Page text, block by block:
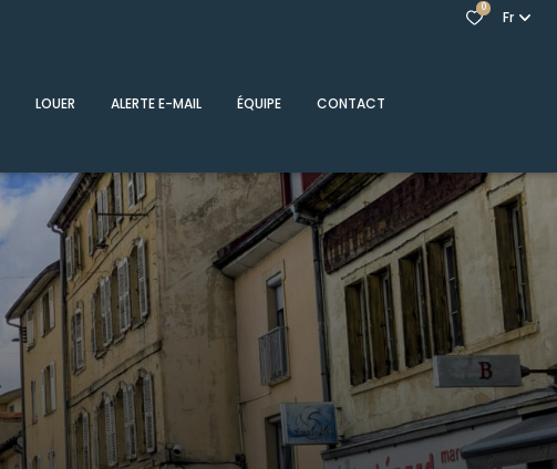
0 Fr
LOUER ALERTE E-MAIL ÉQUIPE CONTACT